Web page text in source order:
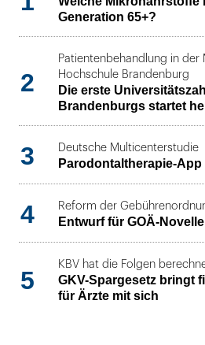
Generation 65+?
2
Patientenbehandlung in der
Hochschule Brandenburg
Die erste
Brandenburgs startet
3 Deutsche Multicenterstudie
Parodontaltherapie-
4 Reform der
Entwurf für GOÄ-
5
KBV hat die Folgen
GKV-Spargesetz bringt
für Ärzte mit sich